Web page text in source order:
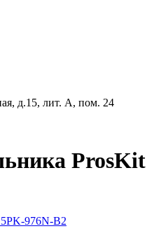
д.15, лит. А, пом. 24
ProsKit